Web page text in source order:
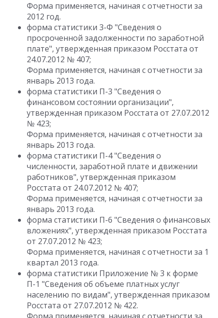
Форма применяется, начиная с отчетности за
2012 год.
форма статистики 3-Ф "Сведения о
просроченной задолженности по заработной
плате", утвержденная приказом Росстата от
24.07.2012 № 407;
Форма применяется, начиная с отчетности за
январь 2013 года.
форма статистики П-3 "Сведения о
финансовом состоянии организации",
утвержденная приказом Росстата от 27.07.2012
№ 423;
Форма применяется, начиная с отчетности за
январь 2013 года.
форма статистики П-4 "Сведения о
численности, заработной плате и движении
работников", утвержденная приказом
Росстата от 24.07.2012 № 407;
Форма применяется, начиная с отчетности за
январь 2013 года.
форма статистики П-6 "Сведения о финансовых
вложениях", утвержденная приказом Росстата
от 27.07.2012 № 423;
Форма применяется, начиная с отчетности за 1
квартал 2013 года.
форма статистики Приложение № 3 к форме
П-1 "Сведения об объеме платных услуг
населению по видам", утвержденная приказом
Росстата от 27.07.2012 № 422.